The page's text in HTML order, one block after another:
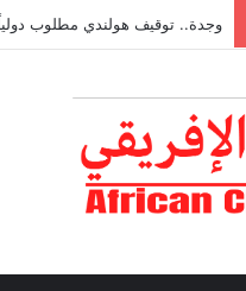
تقرير: مداخيل السياحة تتصدر